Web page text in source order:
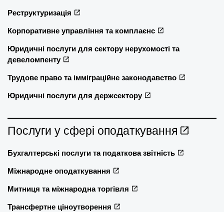
Реструктуризація
Корпоративне управління та комплаєнс
Юридичні послуги для сектору нерухомості та
девеломпенту
Трудове право та імміграційне законодавство
Юридичні послуги для держсектору
Послуги у сфері оподаткування
Бухгалтерські послуги та податкова звітність
Міжнародне оподаткування
Митниця та міжнародна торгівля
Трансфертне ціноутворення